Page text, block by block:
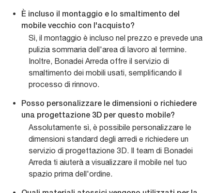
È incluso il montaggio e lo smaltimento del
mobile vecchio con l'acquisto?
Sì, il montaggio è incluso nel prezzo e prevede una
pulizia sommaria dell'area di lavoro al termine.
Inoltre, Bonadei Arreda offre il servizio di
smaltimento dei mobili usati, semplificando il
processo di rinnovo.
Posso personalizzare le dimensioni o richiedere
una progettazione 3D per questo mobile?
Assolutamente sì, è possibile personalizzare le
dimensioni standard degli arredi e richiedere un
servizio di progettazione 3D. Il team di Bonadei
Arreda ti aiuterà a visualizzare il mobile nel tuo
spazio prima dell'ordine.